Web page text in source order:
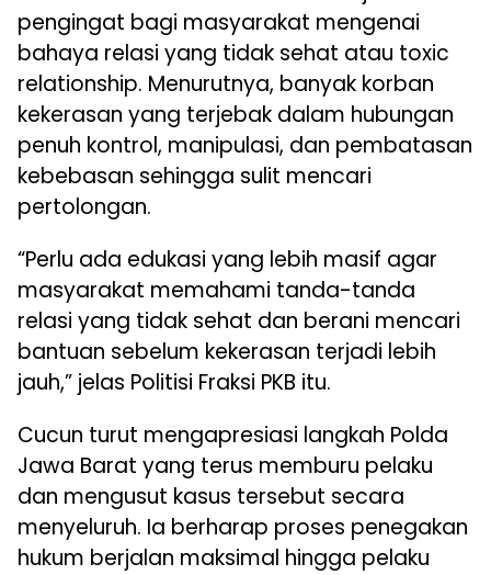
pengingat bagi masyarakat mengenai
bahaya relasi yang tidak sehat atau toxic
relationship. Menurutnya, banyak korban
kekerasan yang terjebak dalam hubungan
penuh kontrol, manipulasi, dan pembatasan
kebebasan sehingga sulit mencari
pertolongan.
“Perlu ada edukasi yang lebih masif agar
masyarakat memahami tanda-tanda
relasi yang tidak sehat dan berani mencari
bantuan sebelum kekerasan terjadi lebih
jauh,” jelas Politisi Fraksi PKB itu.
Cucun turut mengapresiasi langkah Polda
Jawa Barat yang terus memburu pelaku
dan mengusut kasus tersebut secara
menyeluruh. Ia berharap proses penegakan
hukum berjalan maksimal hingga pelaku